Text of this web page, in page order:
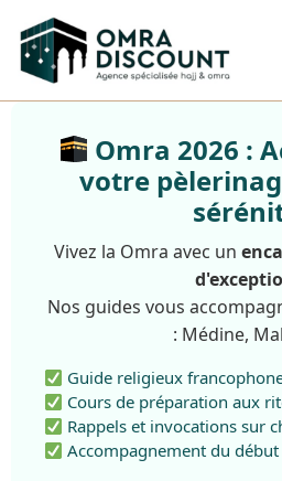
Omra 2026 :
votre
Vivez la Omra avec un
Nos guides vous
: Médine,
Guide religieux
Cours de préparation aux
Rappels et invocations sur
Accompagnement du début